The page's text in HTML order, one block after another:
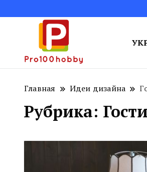
Поделитесь
Главная Идеи дизайна
Рубрика: